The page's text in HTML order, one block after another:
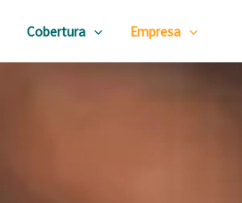
Cobertura Empresa